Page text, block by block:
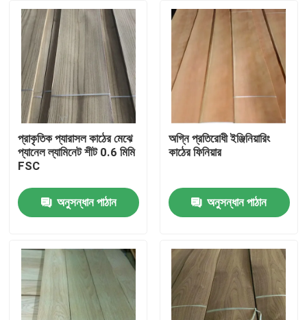
পণ্য
প্রাকৃতিক প্যারাসল কাঠের মেঝে
প্যানেল ল্যামিনেট শীট 0.6 মিমি
FSC
অনুসন্ধান পাঠান
অগ্নি প্রতিরোধী ইঞ্জিনিয়ারিং
কাঠের ফিনিয়ার
অনুসন্ধান পাঠান